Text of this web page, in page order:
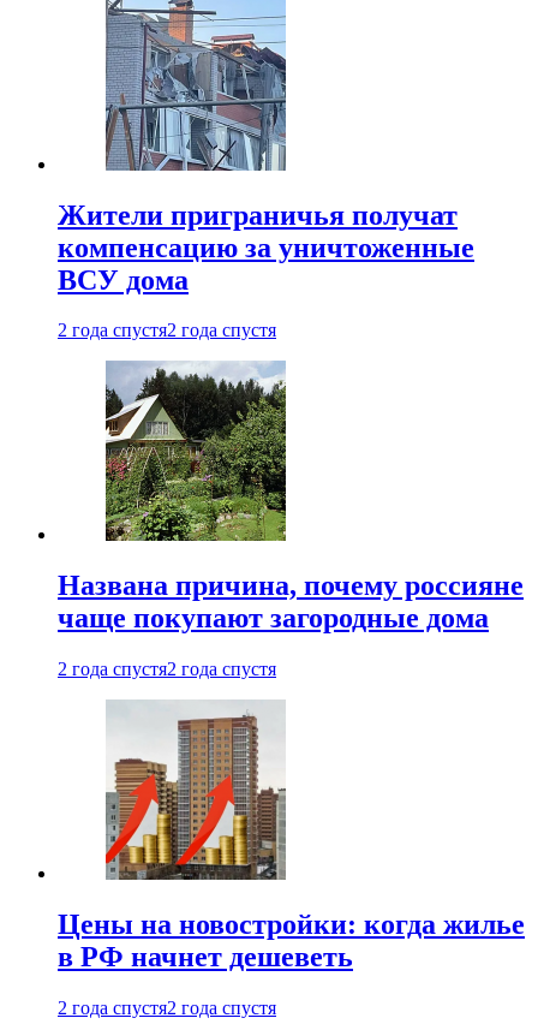
Жители приграничья получат
компенсацию за уничтоженные
ВСУ дома
2 года спустя2 года спустя
Названа причина, почему россияне
чаще покупают загородные дома
2 года спустя2 года спустя
Цены на новостройки: когда жилье
в РФ начнет дешеветь
2 года спустя2 года спустя